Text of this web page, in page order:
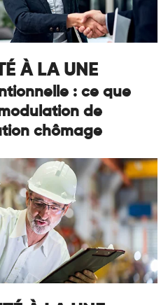
À LA UNE
: ce que
de
chômage